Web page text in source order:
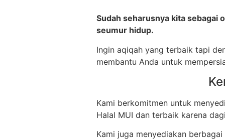
Sudah seharusnya kita sebagai
seumur hidup.
Ingin aqiqah yang terbaik tapi
membantu Anda untuk
Kami berkomitmen untuk
Halal MUI dan terbaik karena
Kami juga menyediakan